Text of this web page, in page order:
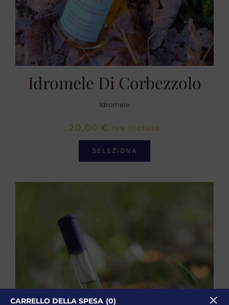
Idromele Di Corbezzolo
Idromele
20,00 € Iva Inclusa
SELEZIONA
CARRELLO DELLA SPESA 0